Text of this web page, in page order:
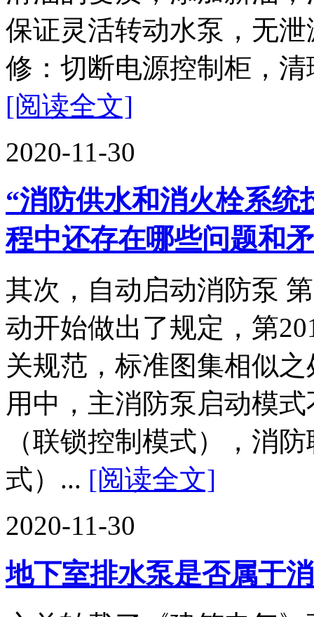
保证灵活转动水泵，无
修：切断电源控制柜，
[阅读全文]
2020-11-30
“消防供水和消火栓系统
程中还存在哪些问题和
其次，自动启动消防泵
动开始做出了规定，第
关规范，标准图集相似
用中，主消防泵启动模
（联锁控制模式），消
式）... [阅读全文]
2020-11-30
地下室排水泵是否属于